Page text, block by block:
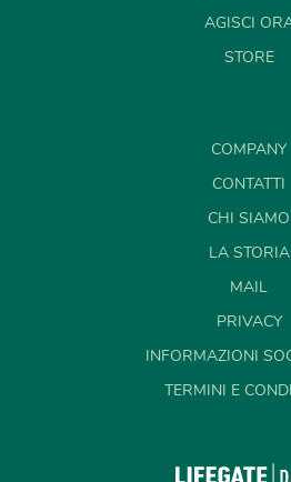
AGISCI
STORE
COMPANY
CONTATTI
CHI SIAMO
LA STORIA
MAIL
PRIVACY
INFORMAZIONI
TERMINI E